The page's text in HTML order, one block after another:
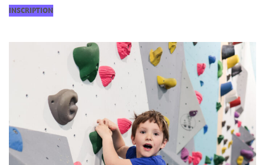
INSCRIPTION